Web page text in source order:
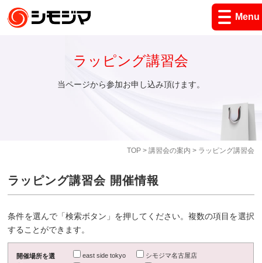
Menu
TOP> 講習会の案内 > ラッピング講習会
ラッピング講習会
当ページから参加お申し込み頂けます。
ラッピング講習会 開催情報
条件を選んで「検索ボタン」を押してください。複数の項目を選択
することができます。
開催場所を選
east side tokyo
シモジマ名古屋店